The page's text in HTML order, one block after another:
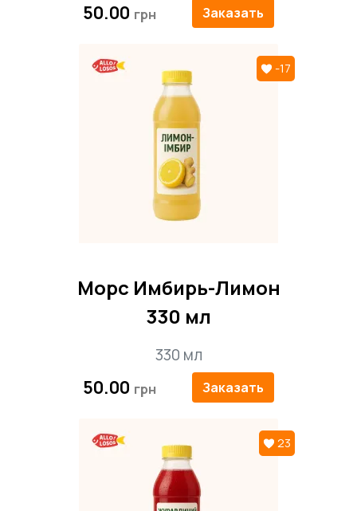
50.00 Заказать
-17
Морс Имбирь-Лимон
330 мл
330 мл
50.00 Заказать
23